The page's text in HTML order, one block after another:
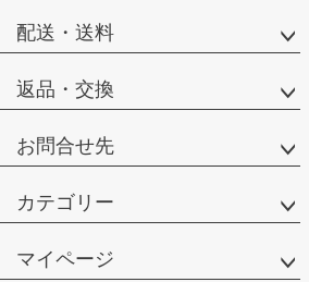
配送・送料
返品・交換
お問合せ先
カテゴリー
マイページ